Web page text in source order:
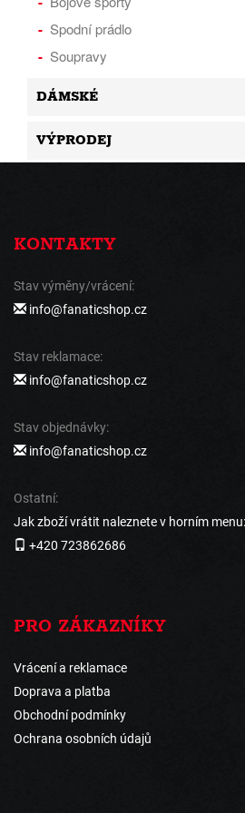
Spodní prádlo
Soupravy
DÁMSKÉ
VÝPRODEJ
KONTAKTY
Stav výměny/vrácení:
info@fanaticshop.cz
Stav reklamace:
info@fanaticshop.cz
Stav objednávky:
info@fanaticshop.cz
Ostatní:
Jak zboží vrátit naleznete v horním
+420 723862686
PRO ZÁKAZNÍKY
Vrácení a reklamace
Doprava a platba
Obchodní podmínky
Ochrana osobních údajů